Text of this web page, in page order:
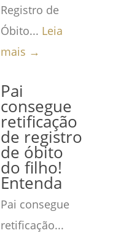
Registro de
Óbito... Leia
mais →
Pai
consegue
retificação
de registro
de óbito
do filho!
Entenda
Pai consegue
retificação...